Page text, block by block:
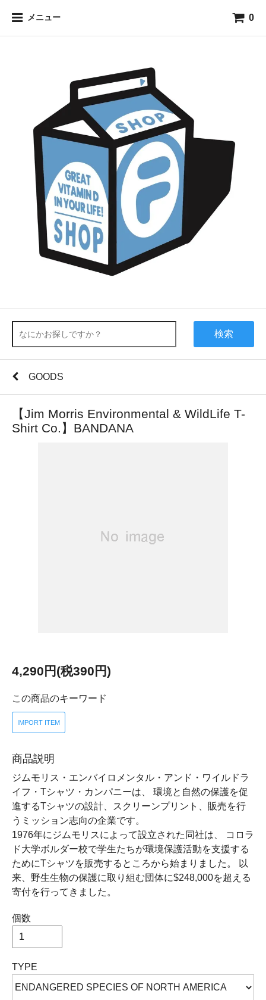
メニュー 0
検索
GOODS
【Jim Morris Environmental & WildLife T-
Shirt Co.】BANDANA
4,290円(税390円)
この商品のキーワード
IMPORT ITEM
商品説明
ジムモリス・エンバイロメンタル・アンド・ワイルドラ
イフ・Tシャツ・カンパニーは、 環境と自然の保護を促
進するTシャツの設計、スクリーンプリント、販売を行
うミッション志向の企業です。
1976年にジムモリスによって設立された同社は、 コロラ
ド大学ボルダー校で学生たちが環境保護活動を支援する
ためにTシャツを販売するところから始まりました。 以
来、野生生物の保護に取り組む団体に$248,000を超える
寄付を行ってきました。
個数
TYPE